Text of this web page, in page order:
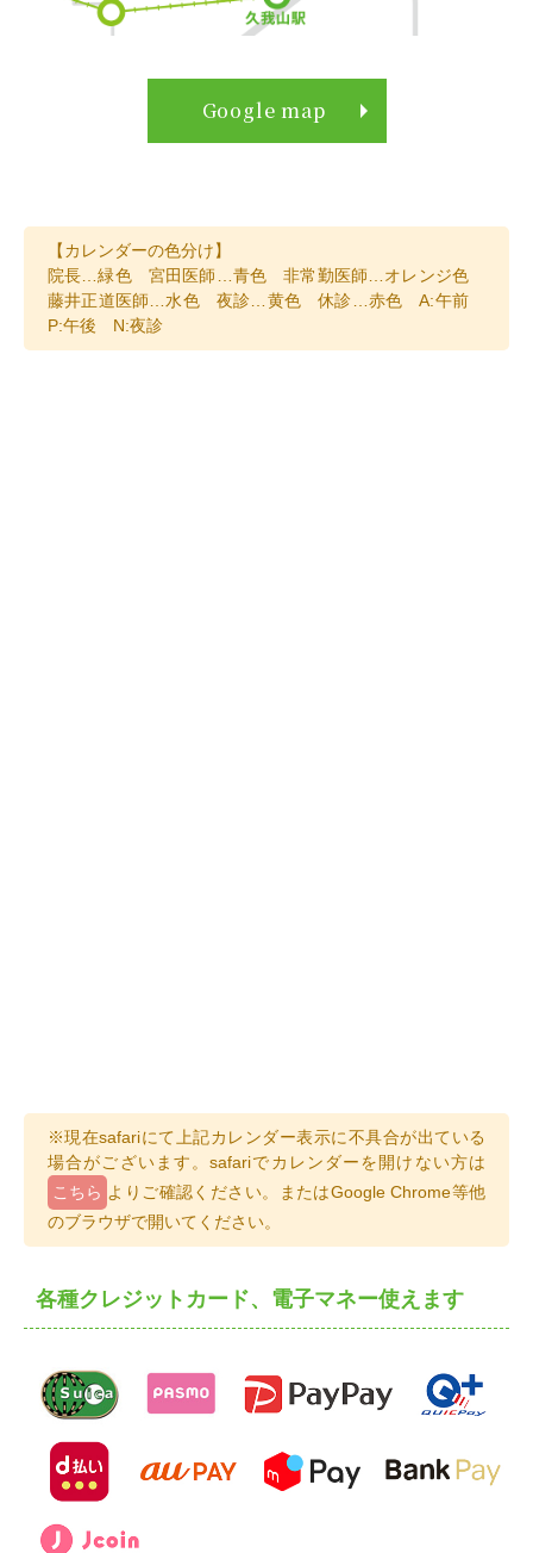
Google map
【カレンダーの色分け】
院長…緑色 宮田 医師…青色 非常勤医師…オレンジ色
藤井正道医師…水色 夜診…黄色 休診…赤色 A:午前
P:午後 N:夜診
※現在safariにて上記カレンダー表示に不具合が出ている
場合がございます。safariでカレンダーを開けない方は
こちら よりご確認ください。またはGoogle Chrome等他
のブラウザで開いてください。
各種クレジットカード、電子マネー使えます